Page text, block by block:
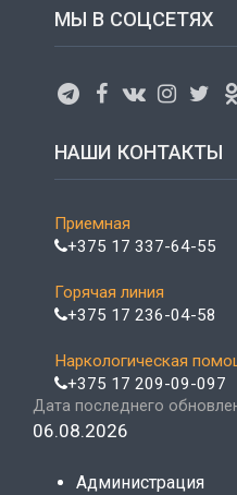
МЫ В СОЦСЕТЯХ
НАШИ КОНТАКТЫ
Приемная
+375 17 337-64-55
Горячая линия
+375 17 236-04-58
Наркологическая
+375 17 209-09-097
Дата последнего
06.08.2026
Администрация